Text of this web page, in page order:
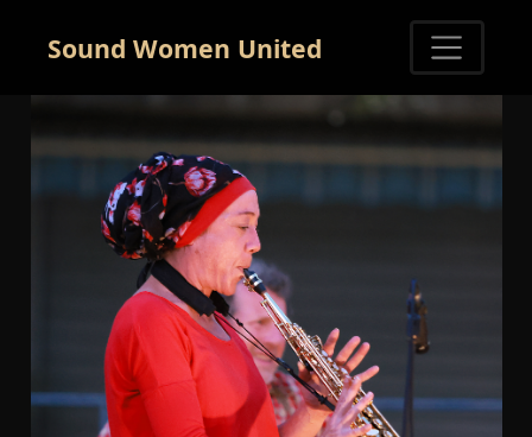
Sound Women United